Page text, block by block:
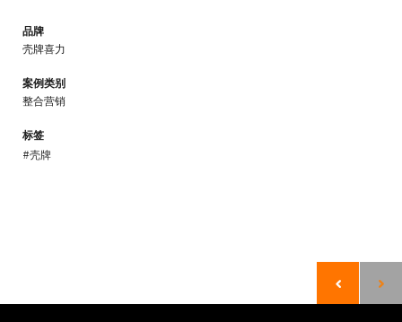
品牌
壳牌喜力
案例类别
整合营销
标签
#壳牌